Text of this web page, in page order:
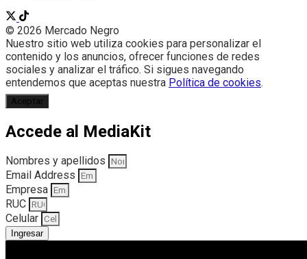
© 2026 Mercado Negro
Nuestro sitio web utiliza cookies para personalizar el
contenido y los anuncios, ofrecer funciones de redes
sociales y analizar el tráfico. Si sigues navegando
entendemos que aceptas nuestra Política de cookies.
Aceptar
Accede al MediaKit
Nombres y apellidos
Email Address
Empresa
RUC
Celular
Ingresar